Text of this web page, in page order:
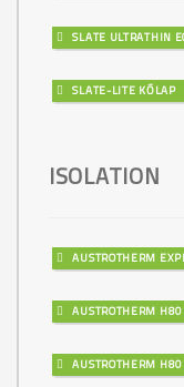
SLATE ULTRATHIN
SLATE-LITE KŐLAP
ISOLATION
AUSTROTHERM
AUSTROTHERM
AUSTROTHERM